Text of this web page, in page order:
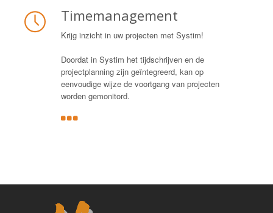
Timemanagement
Krijg inzicht in uw projecten met Systim!
Doordat in Systim het tijdschrijven en de
projectplanning zijn geïntegreerd, kan op
eenvoudige wijze de voortgang van projecten
worden gemonitord.